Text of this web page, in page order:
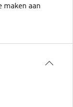
maken aan